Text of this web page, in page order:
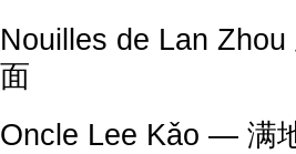
Nouilles de Lan
面
Oncle Lee Kǎo — 满